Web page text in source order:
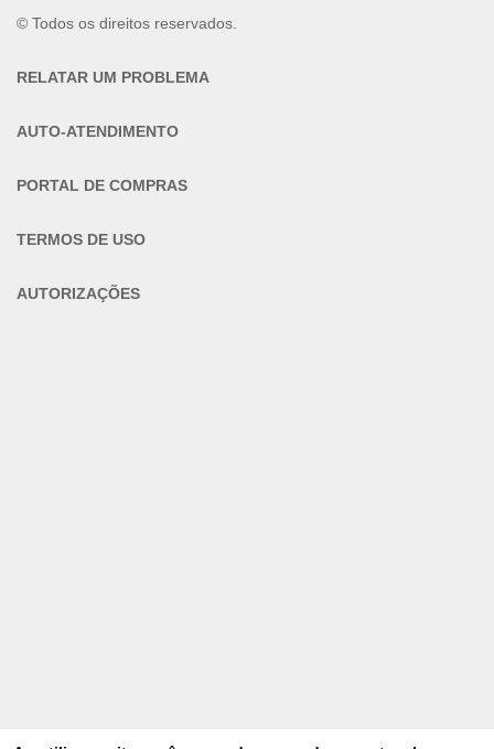
© Todos os direitos reservados.
RELATAR UM PROBLEMA
AUTO-ATENDIMENTO
PORTAL DE COMPRAS
TERMOS DE USO
AUTORIZAÇÕES